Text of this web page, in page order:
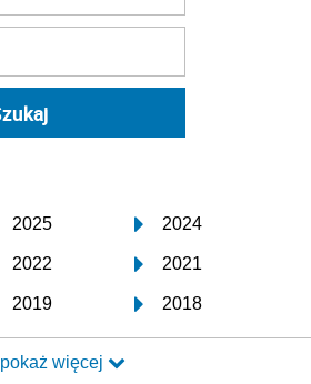
2025 2024
2022 2021
2019 2018
2016 2015
pokaż więcej